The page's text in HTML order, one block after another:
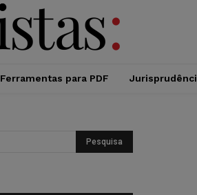
Ferramentas para PDF